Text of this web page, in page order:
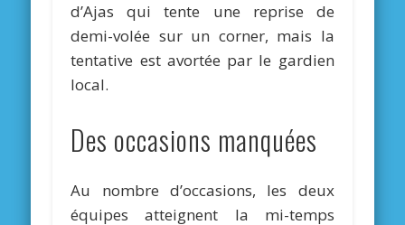
d’Ajas qui tente une reprise de
demi-volée sur un corner, mais la
tentative est avortée par le gardien
local.
Des occasions manquées
Au nombre d’occasions, les deux
équipes atteignent la mi-temps